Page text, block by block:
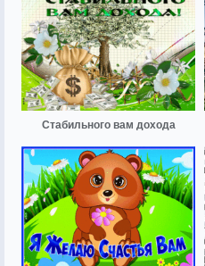
Стабильного вам дохода